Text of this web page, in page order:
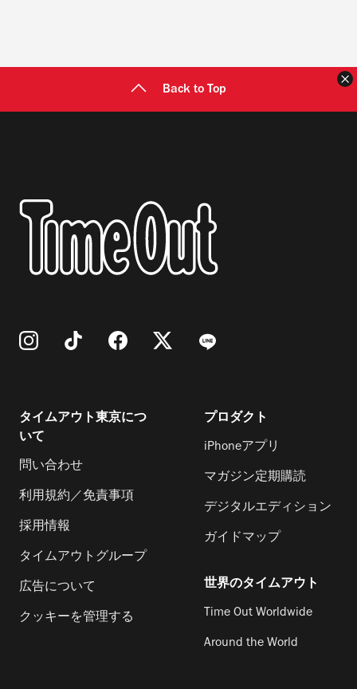
Back to Top
タイムアウト東京につ
いて
問い合わせ
利用規約／免責事項
採用情報
タイムアウトグループ
広告について
クッキーを管理する
プロダクト
iPhoneアプリ
マガジン定期購読
デジタルエディション
ガイドマップ
世界のタイムアウト
Time Out Worldwide
Around the World